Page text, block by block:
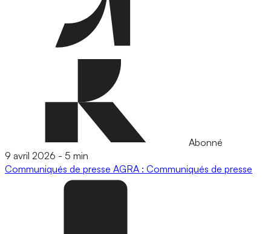
Abonné
9 avril 2026 - 5 min
Communiqués de presse AGRA : Communiqués de presse